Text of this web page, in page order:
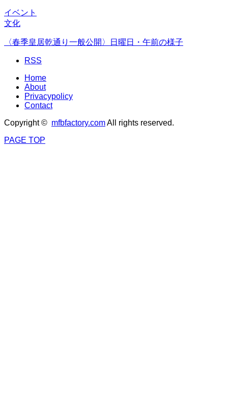
イベント
文化
〈春季皇居乾通り一般公開〉日曜日・午前の様子
RSS
Home
About
Privacypolicy
Contact
Copyright © mfbfactory.comAll rights reserved.
PAGE TOP